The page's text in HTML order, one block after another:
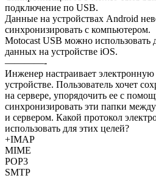
подключение по USB.
Данные на устройствах Android
синхронизировать с компьютером.
Motocast USB можно использовать
данных на устройстве iOS.
————-
Инженер настраивает
устройстве. Пользователь хочет
на сервере, упорядочить ее с
синхронизировать эти папки
и сервером. Какой протокол
использовать для этих целей?
+IMAP
MIME
POP3
SMTP